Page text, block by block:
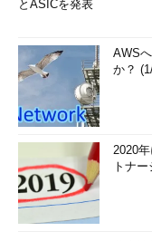
とASICを発表
AWS
か？
2020
トナ